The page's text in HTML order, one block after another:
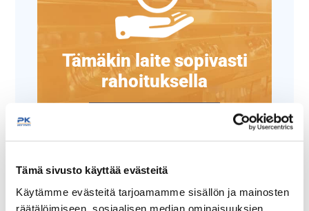
Tämä sivusto käyttää evästeitä
Käytämme evästeitä tarjoamamme sisällön ja mainosten
räätälöimiseen, sosiaalisen median ominaisuuksien
Tämäkin laite sopivasti
rahoituksella